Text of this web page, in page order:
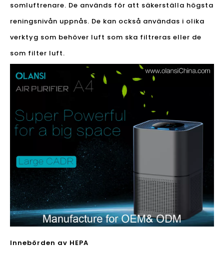
somluftrenare. De används för att säkerställa högsta
reningsnivån uppnås. De kan också användas i olika
verktyg som behöver luft som ska filtreras eller de
som filter luft.
Innebörden av HEPA